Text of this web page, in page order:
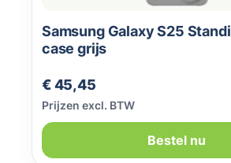
Samsung Galaxy S25
case grijs
Normale prijs:
€ 45,45
Prijzen excl. BTW
Bestel nu